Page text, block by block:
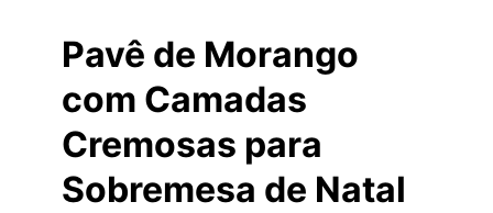
Pavê de Morango
com Camadas
Cremosas para
Sobremesa de Natal